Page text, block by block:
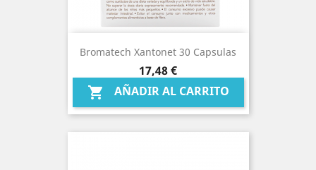
Bromatech Xantonet 30 Capsulas
Precio
17,48 €
 AÑADIR AL CARRITO